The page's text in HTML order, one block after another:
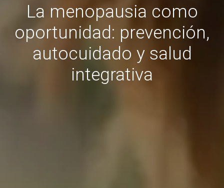
La menopausia como
oportunidad: prevención,
autocuidado y salud
integrativa